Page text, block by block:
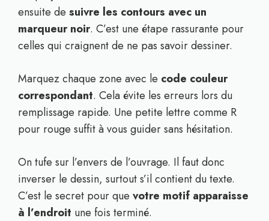
ensuite de suivre les contours avec un
marqueur noir. C’est une étape rassurante pour
celles qui craignent de ne pas savoir dessiner.
Marquez chaque zone avec le code couleur
correspondant. Cela évite les erreurs lors du
remplissage rapide. Une petite lettre comme R
pour rouge suffit à vous guider sans hésitation.
On tufe sur l’envers de l’ouvrage. Il faut donc
inverser le dessin, surtout s’il contient du texte.
C’est le secret pour que votre motif apparaisse
à l’endroit une fois terminé.